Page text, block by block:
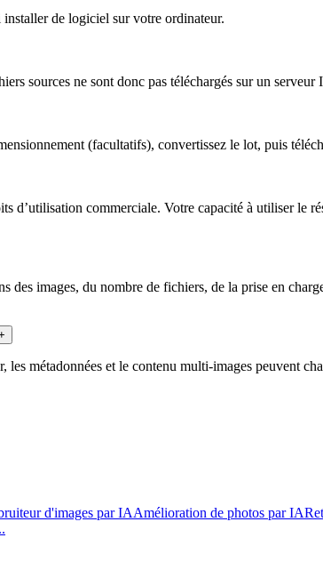
de logiciel sur votre ordinateur.
sources ne sont donc pas téléchargés sur un serveur
(facultatifs), convertissez le lot, puis
commerciale. Votre capacité à utiliser le
des images, du nombre de fichiers, de la prise en
métadonnées et le contenu multi-images peuvent
d'images par IAAmélioration de photos par IA